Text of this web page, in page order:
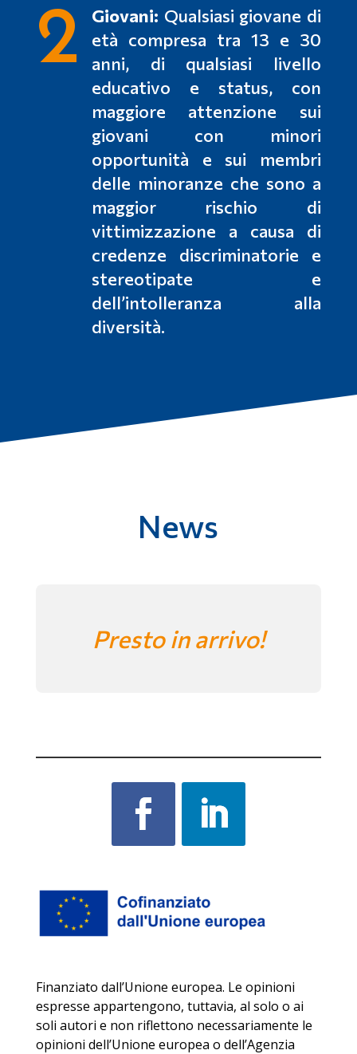
2 Giovani: Qualsiasi giovane di
età compresa tra 13 e 30
anni, di qualsiasi livello
educativo e status, con
maggiore attenzione sui
giovani con minori
opportunità e sui membri
delle minoranze che sono a
maggior rischio di
vittimizzazione a causa di
credenze discriminatorie e
stereotipate e
dell’intolleranza alla
diversità.
News
Presto in arrivo!
Finanziato dall’Unione europea. Le opinioni
espresse appartengono, tuttavia, al solo o ai
soli autori e non riflettono necessariamente le
opinioni dell’Unione europea o dell’Agenzia